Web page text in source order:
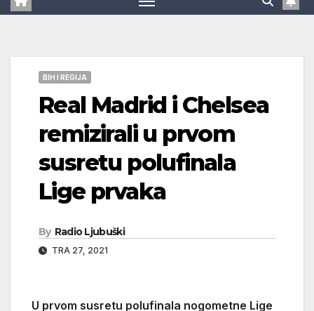
BIH I REGIJA
Real Madrid i Chelsea
remizirali u prvom
susretu polufinala
Lige prvaka
By Radio Ljubuški
TRA 27, 2021
U prvom susretu polufinala nogometne Lige